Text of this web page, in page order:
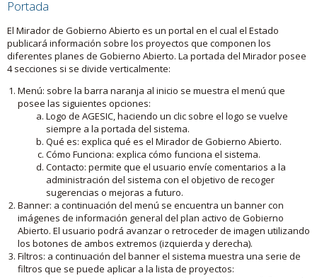
Portada
El Mirador de Gobierno Abierto es un portal en el cual el Estado
publicará información sobre los proyectos que componen los
diferentes planes de Gobierno Abierto. La portada del Mirador posee
4 secciones si se divide verticalmente:
Menú: sobre la barra naranja al inicio se muestra el menú que
posee las siguientes opciones:
Logo de AGESIC, haciendo un clic sobre el logo se vuelve
siempre a la portada del sistema.
Qué es: explica qué es el Mirador de Gobierno Abierto.
Cómo Funciona: explica cómo funciona el sistema.
Contacto: permite que el usuario envíe comentarios a la
administración del sistema con el objetivo de recoger
sugerencias o mejoras a futuro.
Banner: a continuación del menú se encuentra un banner con
imágenes de información general del plan activo de Gobierno
Abierto. El usuario podrá avanzar o retroceder de imagen utilizando
los botones de ambos extremos (izquierda y derecha).
Filtros: a continuación del banner el sistema muestra una serie de
filtros que se puede aplicar a la lista de proyectos: